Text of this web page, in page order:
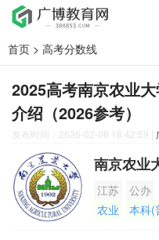
首页 > 高考分数线
2025高考南京农业
介绍（2026参考）
发布时间：2026-02-06 18:42:59 |
南京农业
江苏
公办
农业
本科(